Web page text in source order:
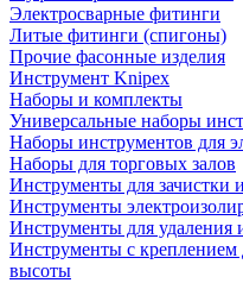
Электросварные фитинги
Литые фитинги (спигоны)
Прочие фасонные изделия
Инструмент Knipex
Наборы и комплекты
Универсальные наборы
Наборы инструментов для
Наборы для торговых залов
Инструменты для зачистки
Инструменты
Инструменты для удаления
Инструменты с креплением
высоты